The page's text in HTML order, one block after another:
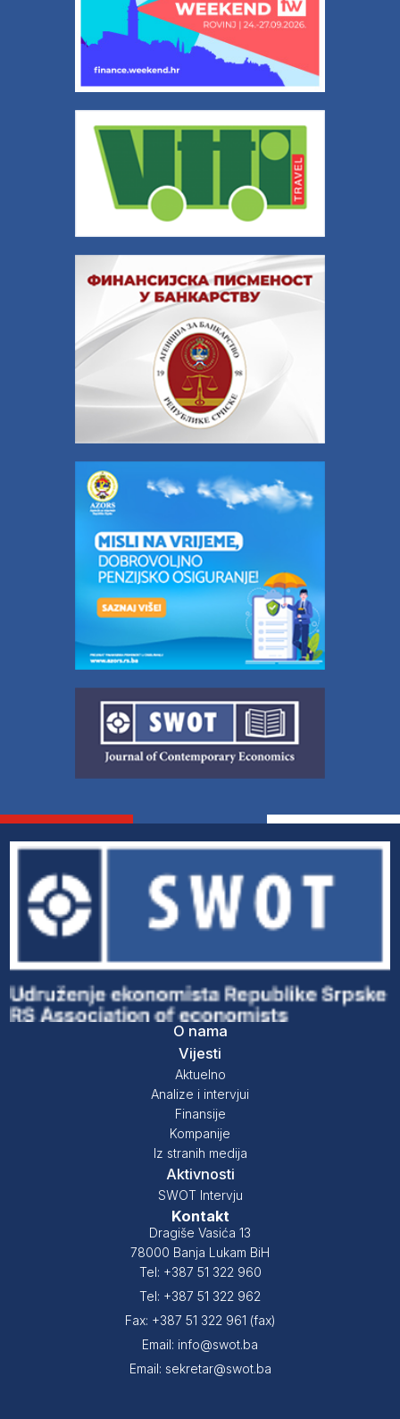
O nama
Vijesti
Aktuelno
Analize i intervjui
Finansije
Kompanije
Iz stranih medija
Aktivnosti
SWOT Intervju
Kontakt
Dragiše Vasića 13
78000 Banja Lukam BiH
Tel: +387 51 322 960
Tel: +387 51 322 962
Fax: +387 51 322 961 (fax)
Email: info@swot.ba
Email: sekretar@swot.ba